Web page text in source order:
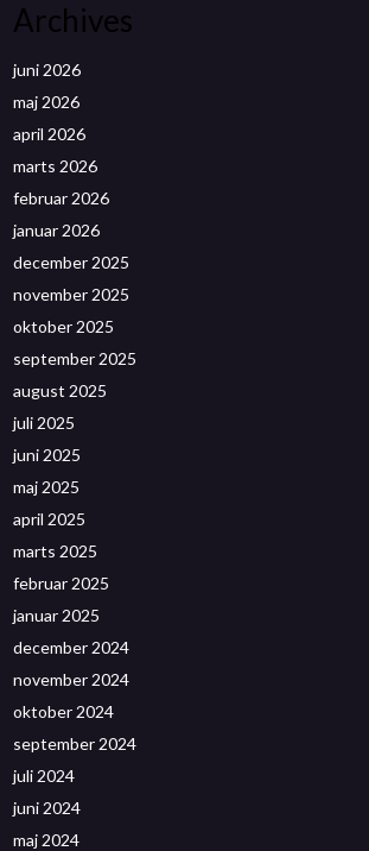
Archives
juni 2026
maj 2026
april 2026
marts 2026
februar 2026
januar 2026
december 2025
november 2025
oktober 2025
september 2025
august 2025
juli 2025
juni 2025
maj 2025
april 2025
marts 2025
februar 2025
januar 2025
december 2024
november 2024
oktober 2024
september 2024
juli 2024
juni 2024
maj 2024